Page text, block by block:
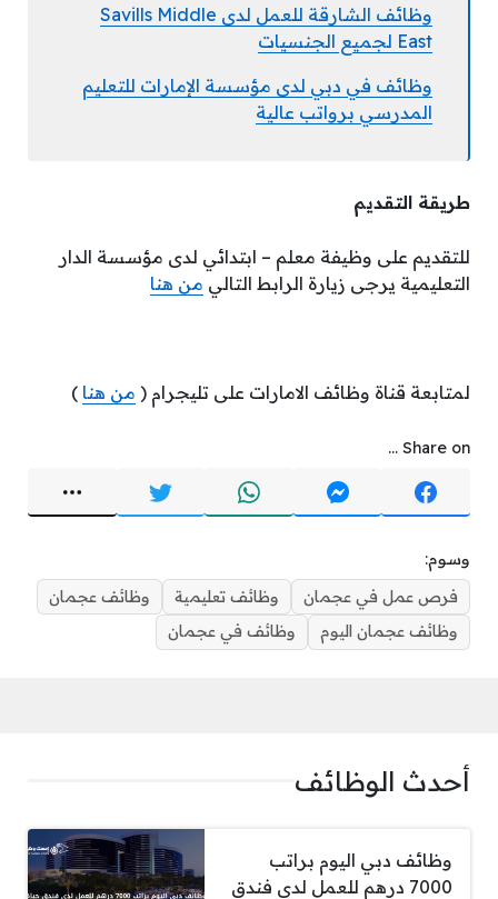
وظائف الشارقة للعمل لدى Savills Middle
East لجميع الجنسيات
وظائف في دبي لدى مؤسسة الإمارات للتعليم
المدرسي برواتب عالية
طريقة التقديم
للتقديم على وظيفة معلم – ابتدائي لدى مؤسسة الدار
التعليمية يرجى زيارة الرابط التالي من هنا
لمتابعة قناة وظائف الامارات على تليجرام ( من هنا )
Share on ...
وسوم:
فرص عمل في عجمان
وظائف تعليمية
وظائف عجمان
وظائف عجمان اليوم
وظائف في عجمان
أحدث الوظائف
وظائف دبي اليوم براتب
7000 درهم للعمل لدى فندق